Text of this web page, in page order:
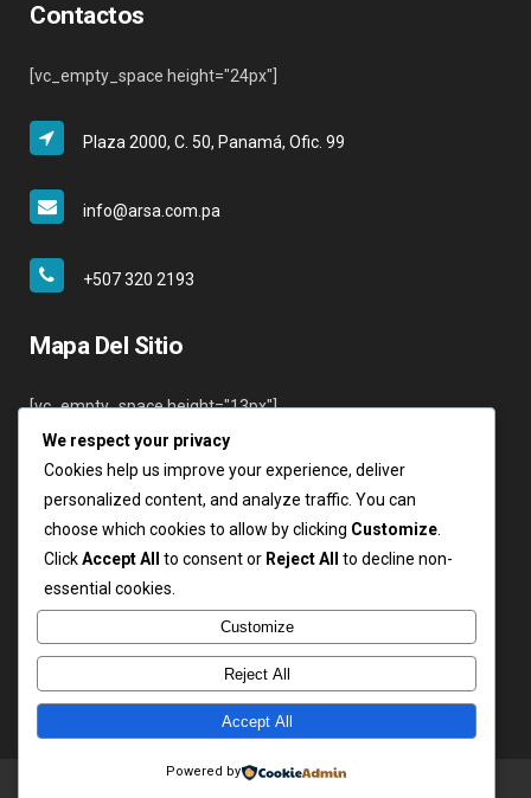
Contactos
[vc_empty_space height="24px"]
Plaza 2000, C. 50, Panamá, Ofic. 99
info@arsa.com.pa
+507 320 2193
Mapa Del Sitio
[vc_empty_space height="13px"]
Inicio
Nosotros
Servicios
Clientes
Contáctenos
Login
Copyright ARSA 2019. Todos los derechos reservados.
We respect your privacy
Cookies help us improve your experience, deliver
personalized content, and analyze traffic. You can
choose which cookies to allow by clicking Customize
ClickAccept All to consent or Reject All
to decline non-
essential cookies.
Customize
Reject All
Accept All
Powered by